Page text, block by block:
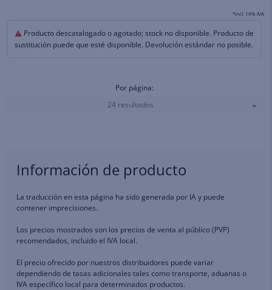
*incl. 19% IVA
Producto descatalogado o agotado; stock no disponible. Producto de
sustitución puede que esté disponible. Devolución estándar no posible.
Por página:
24 resultados
Información de producto
La traducción en esta página ha sido generada por IA y puede
contener imprecisiones.
Los precios mostrados son los precios de venta al público (PVP)
recomendados, incluido el IVA local.
El precio ofrecido por nuestros distribuidores puede variar
dependiendo de tasas adicionales tales como transporte, aduanas o
IVA específico local para determinados productos.